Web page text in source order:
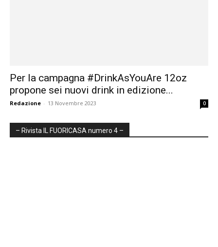
Per la campagna #DrinkAsYouAre 12oz
propone sei nuovi drink in edizione...
Redazione - 13 Novembre 2023 0
– Rivista IL FUORICASA numero 4 –